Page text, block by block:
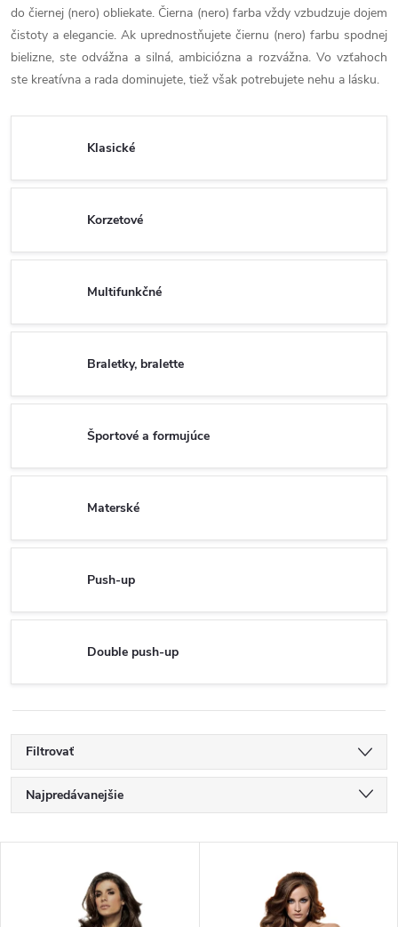
do čiernej (nero) obliekate. Čierna (nero) farba vždy vzbudzuje dojem
čistoty a elegancie. Ak uprednostňujete čiernu (nero) farbu spodnej
bielizne, ste odvážna a silná, ambiciózna a rozvážna. Vo vzťahoch
ste kreatívna a rada dominujete, tiež však potrebujete nehu a lásku.
Klasické
Korzetové
Multifunkčné
Braletky, bralette
Športové a formujúce
Materské
Push-up
Double push-up
Filtrovať
R
a
Najpredávanejšie